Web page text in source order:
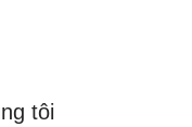
tôi